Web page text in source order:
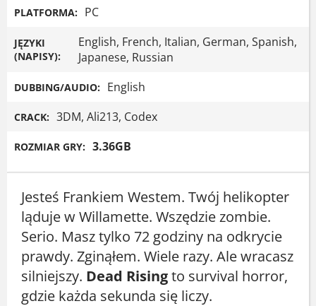
PLATFORMA: PC
JĘZYKI
(NAPISY):
English, French, Italian, German, Spanish,
Japanese, Russian
DUBBING/AUDIO: English
CRACK: 3DM, Ali213, Codex
ROZMIAR GRY: 3.36GB
Jesteś Frankiem Westem. Twój helikopter
ląduje w Willamette. Wszędzie zombie.
Serio. Masz tylko 72 godziny na odkrycie
prawdy. Zginąłem. Wiele razy. Ale wracasz
silniejszy. Dead Risingto survival horror,
gdzie każda sekunda się liczy.